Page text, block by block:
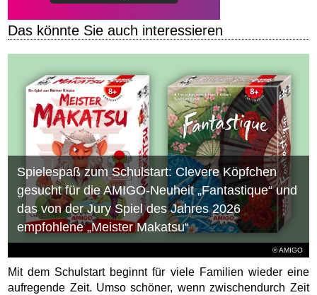
Das könnte Sie auch interessieren
© AMIGO
Spielespaß zum Schulstart: Clevere Köpfchen
gesucht für die AMIGO-Neuheit „Fantastique“ und
das von der Jury Spiel des Jahres 2026
empfohlene „Meister Makatsu“
Mit dem Schulstart beginnt für viele Familien wieder eine
aufregende Zeit. Umso schöner, wenn zwischendurch Zeit